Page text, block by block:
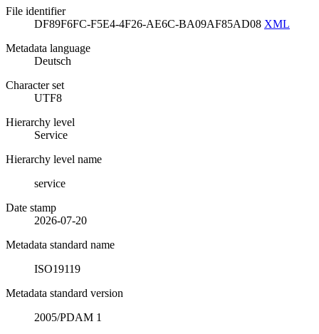
File identifier
DF89F6FC-F5E4-4F26-AE6C-BA09AF85AD08 XML
Metadata language
Deutsch
Character set
UTF8
Hierarchy level
Service
Hierarchy level name
service
Date stamp
2026-07-20
Metadata standard name
ISO19119
Metadata standard version
2005/PDAM 1